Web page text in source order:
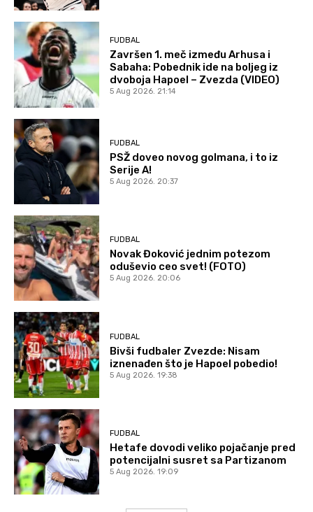
FUDBAL
Završen 1. meč između Arhusa i
Sabaha: Pobednik ide na boljeg iz
dvoboja Hapoel – Zvezda (VIDEO)
5 Aug 2026. 21:14
FUDBAL
PSŽ doveo novog golmana, i to iz
Serije A!
5 Aug 2026. 20:37
FUDBAL
Novak Đoković jednim potezom
oduševio ceo svet! (FOTO)
5 Aug 2026. 20:06
FUDBAL
Bivši fudbaler Zvezde: Nisam
iznenađen što je Hapoel pobedio!
5 Aug 2026. 19:38
FUDBAL
Hetafe dovodi veliko pojačanje pred
potencijalni susret sa Partizanom
5 Aug 2026. 19:09